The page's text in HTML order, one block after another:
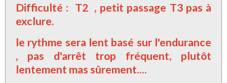
Difficulté : T2 , petit passage T3 pas à
exclure.
le rythme sera lent basé sur l'endurance
, pas d'arrêt trop fréquent, plutôt
lentement mas sûrement....